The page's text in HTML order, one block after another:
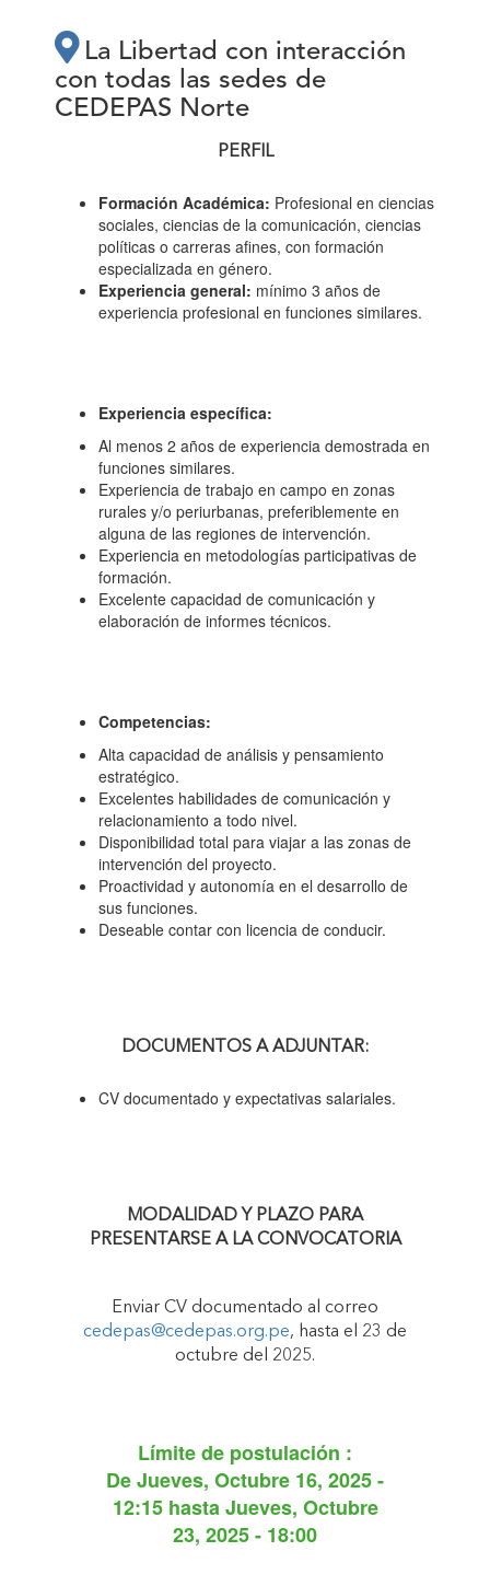
La Libertad con interacción
con todas las sedes de
CEDEPAS Norte
PERFIL
Formación Académica: Profesional en ciencias
sociales, ciencias de la comunicación, ciencias
políticas o carreras afines, con formación
especializada en género.
Experiencia general: mínimo 3 años de
experiencia profesional en funciones similares.
Experiencia específica:
Al menos 2 años de experiencia demostrada en
funciones similares.
Experiencia de trabajo en campo en zonas
rurales y/o periurbanas, preferiblemente en
alguna de las regiones de intervención.
Experiencia en metodologías participativas de
formación.
Excelente capacidad de comunicación y
elaboración de informes técnicos.
Competencias:
Alta capacidad de análisis y pensamiento
estratégico.
Excelentes habilidades de comunicación y
relacionamiento a todo nivel.
Disponibilidad total para viajar a las zonas de
intervención del proyecto.
Proactividad y autonomía en el desarrollo de
sus funciones.
Deseable contar con licencia de conducir.
DOCUMENTOS A ADJUNTAR:
CV documentado y expectativas salariales.
MODALIDAD Y PLAZO PARA
PRESENTARSE A LA CONVOCATORIA
Enviar CV documentado al correo
cedepas@cedepas.org.pe, hasta el 23 de
octubre del 2025.
Límite de postulación :
DeJueves, Octubre 16, 2025 -
12:15hastaJueves, Octubre
23, 2025 - 18:00